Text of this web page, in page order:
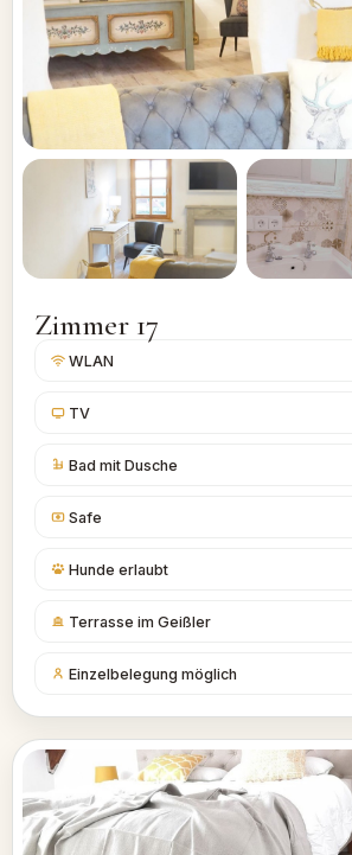
Zimmer 17
WLAN
TV
Bad mit Dusche
Safe
Hunde erlaubt
Terrasse im Geißler
Einzelbelegung möglich